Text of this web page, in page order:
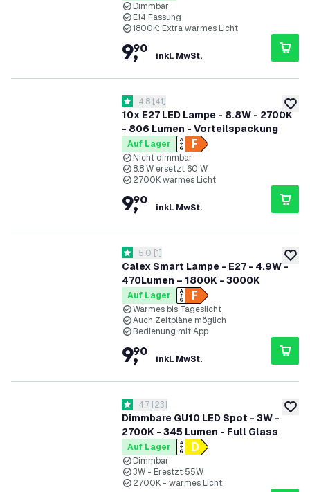
Dimmbar
E14 Fassung
1800K: Extra warmes Licht
9,
90
inkl. MwSt.
zur
10x E27 LED Lampe - 8.8W - 2700K
- 806 Lumen - Vorteilspackung
Bewertungsbereich öffnen
4.8 Bewertungssterne
4.8 [41]
Auf Lager
Nicht dimmbar
8.8 W ersetzt 60 W
2700K warmes Licht
9,
90
inkl. MwSt.
zur
Calex Smart Lampe - E27 - 4.9W -
470Lumen – 1800K - 3000K
Bewertungsbereich öffnen
5 Bewertungssterne
5.0 [1]
Auf Lager
Warmes bis Tageslicht
Auch Zeitpläne möglich
Bedienung mit App
9,
90
inkl. MwSt.
zur
Dimmbare GU10 LED Spot - 3W -
2700K - 345 Lumen - Full Glass
Bewertungsbereich öffnen
4.7 Bewertungssterne
4.7 [23]
Auf Lager
Dimmbar
3W - Erestzt 55W
2700K - warmes Licht